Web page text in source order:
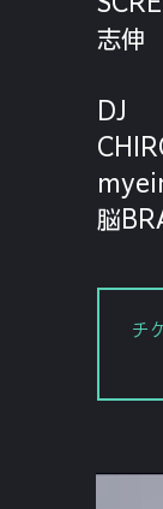
志伸
DJ
脳
チ